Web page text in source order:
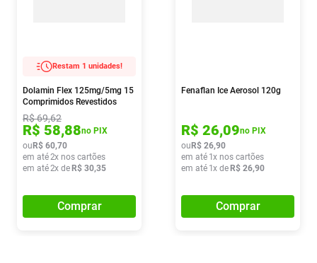
Restam 1 unidades!
Dolamin Flex 125mg/5mg 15
Comprimidos Revestidos
R$69,62
R$ 58,88no PIX
ou R$ 60,70
em até2x nos cartões
em até2x de R$ 30,35
Comprar
Fenaflan Ice Aerosol 120g
R$ 26,09no PIX
ou R$ 26,90
em até 1x nos cartões
em até 1x de R$ 26,90
Comprar